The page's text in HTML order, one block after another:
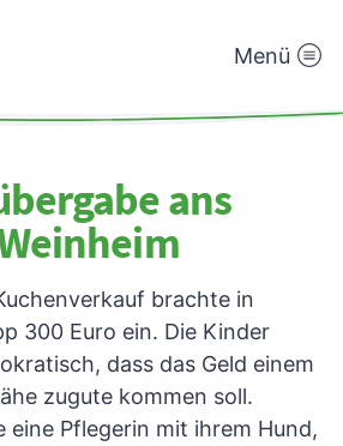
Menü
ans
brachte in
300 Euro ein. Die Kinder
dass das Geld einem
zugute kommen soll.
eine Pflegerin mit ihrem Hund,